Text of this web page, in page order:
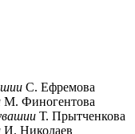
С. Ефремова
М. Финогентова
Т. Прытченкова
И. Николаев